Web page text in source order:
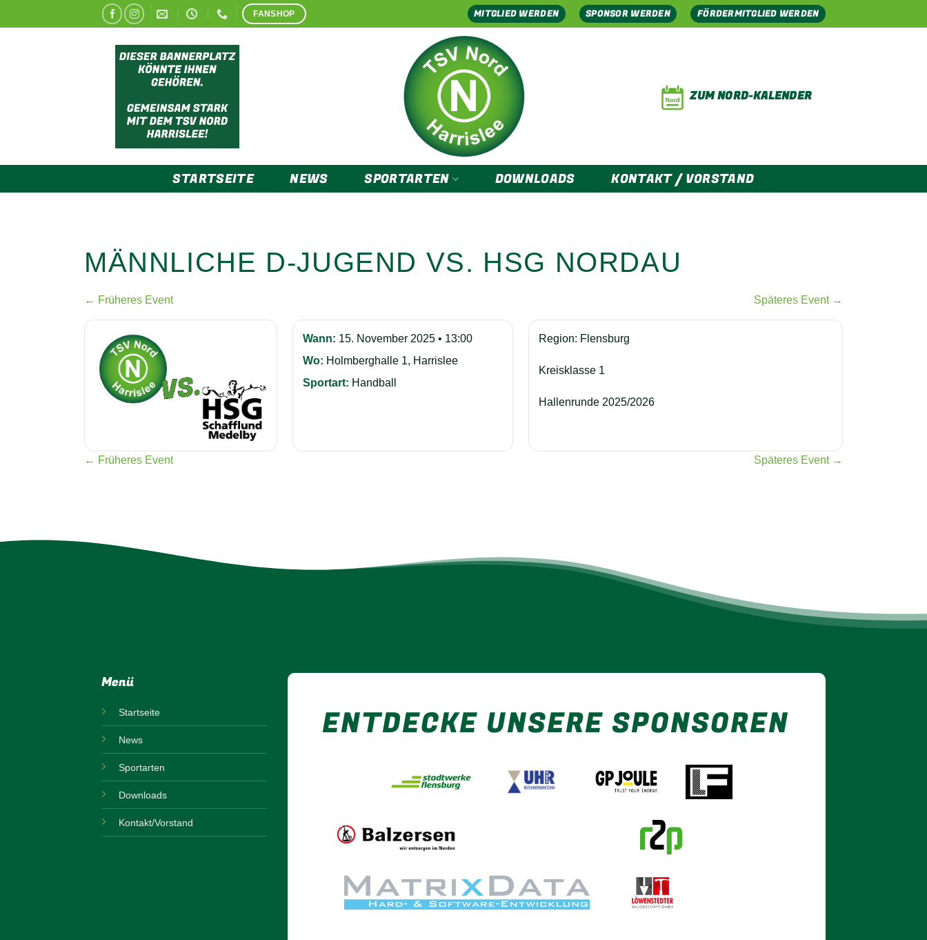
Inhalt
FANSHOP MITGLIED WERDEN SPONSOR WERDEN FÖRDERMITGLIED WERDEN
ZUM NORD-KALENDER
STARTSEITE NEWS SPORTARTEN DOWNLOADS KONTAKT / VORSTAND
MÄNNLICHE D-JUGEND VS. HSG NORDAU
← Früheres Event Späteres Event →
Wann: 15. November 2025 • 13:00
Wo: Holmberghalle 1, Harrislee
Sportart: Handball
Region: Flensburg
Kreisklasse 1
Hallenrunde 2025/2026
← Früheres Event Späteres Event →
Menü
Startseite
News
Sportarten
Downloads
Kontakt/Vorstand
ENTDECKE UNSERE SPONSOREN